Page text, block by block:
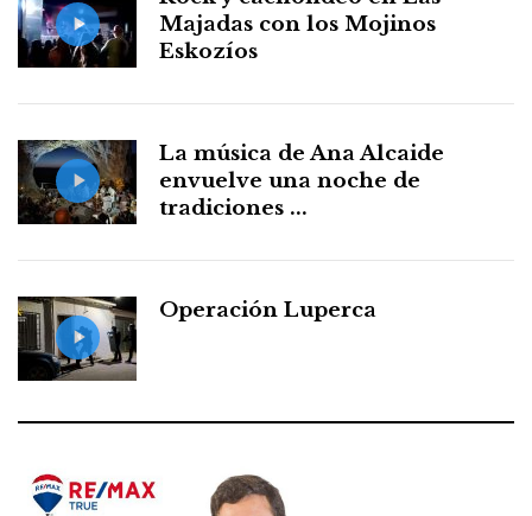
Majadas con los Mojinos
Eskozíos
La música de Ana Alcaide
envuelve una noche de
tradiciones ...
Operación Luperca